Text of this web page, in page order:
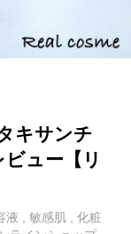
キサンチ
ュー【リ
液 敏感肌
化粧